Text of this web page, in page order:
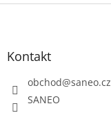
Z
Kontakt
obchod@saneo.cz
SANEO